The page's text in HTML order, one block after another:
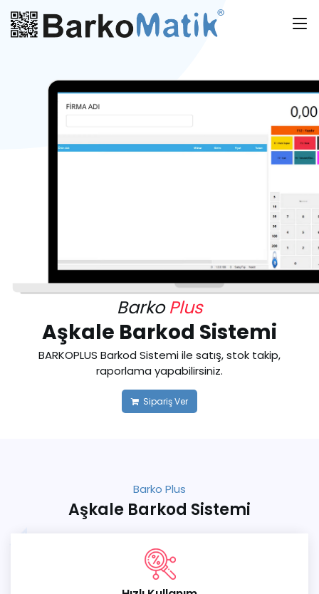
BarkoPlus
Aşkale Barkod Sistemi
BARKOPLUS Barkod Sistemi ile satış, stok takip,
raporlama yapabilirsiniz.
Sipariş Ver
Barko Plus
Aşkale Barkod Sistemi